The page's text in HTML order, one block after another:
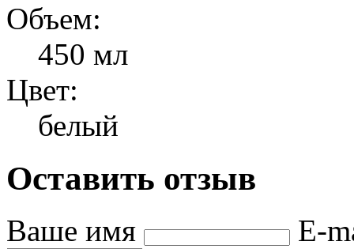
Объем:
450 мл
Цвет:
белый
Оставить отзыв
Ваше имя E-